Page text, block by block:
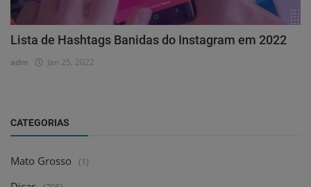
Lista de Hashtags Banidas do Instagram em 2022
adm Jan 25, 2022
CATEGORIAS
Mato Grosso (1)